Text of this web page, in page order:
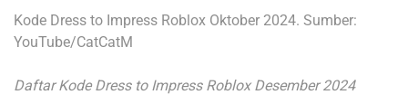
Kode Dress to Impress Roblox Oktober 2024. Sumber:
YouTube/CatCatM
Daftar Kode Dress to Impress Roblox Desember 2024